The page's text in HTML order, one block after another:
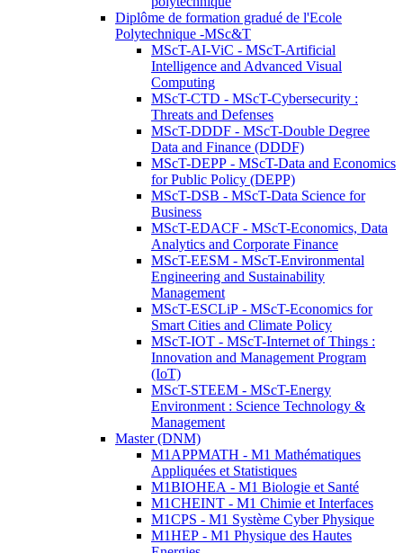
Diplôme de formation gradué de l'Ecole
Polytechnique -MSc&T
MScT-AI-ViC - MScT-Artificial
Intelligence and Advanced Visual
Computing
MScT-CTD - MScT-Cybersecurity :
Threats and Defenses
MScT-DDDF - MScT-Double Degree
Data and Finance (DDDF)
MScT-DEPP - MScT-Data and Economics
for Public Policy (DEPP)
MScT-DSB - MScT-Data Science for
Business
MScT-EDACF - MScT-Economics, Data
Analytics and Corporate Finance
MScT-EESM - MScT-Environmental
Engineering and Sustainability
Management
MScT-ESCLiP - MScT-Economics for
Smart Cities and Climate Policy
MScT-IOT - MScT-Internet of Things :
Innovation and Management Program
(IoT)
MScT-STEEM - MScT-Energy
Environment : Science Technology &
Management
Master (DNM)
M1APPMATH - M1 Mathématiques
Appliquées et Statistiques
M1BIOHEA - M1 Biologie et Santé
M1CHEINT - M1 Chimie et Interfaces
M1CPS - M1 Système Cyber Physique
M1HEP - M1 Physique des Hautes